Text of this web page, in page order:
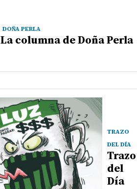
DOÑA PERLA
La columna de Doña Perla
TRAZO
DEL DÍA
Trazo
del
Día